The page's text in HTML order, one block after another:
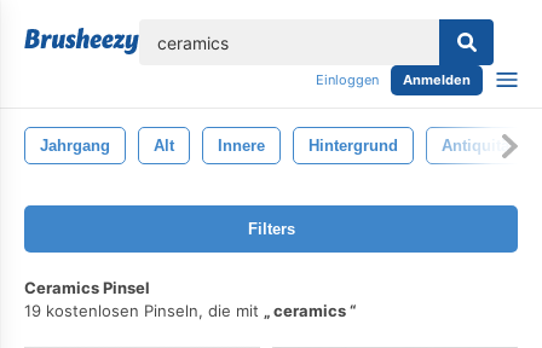
Einloggen Anmelden
Jahrgang Alt Innere Hintergrund Antiquität
Filters
Ceramics Pinsel
19 kostenlosen Pinseln, die mit
ceramics